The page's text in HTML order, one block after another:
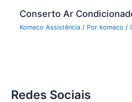
Conserto Ar
Komeco Assistência / Por komeco/
Redes Sociais